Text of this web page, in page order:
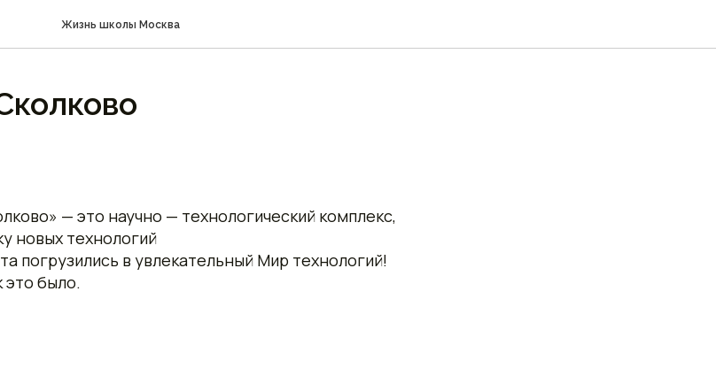
Жизнь школы Москва
— это научно — технологический комплекс,
новых технологий
погрузились в увлекательный Мир технологий!
это было.